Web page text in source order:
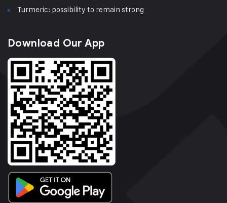
Turmeric: possibility to remain strong
Download Our App